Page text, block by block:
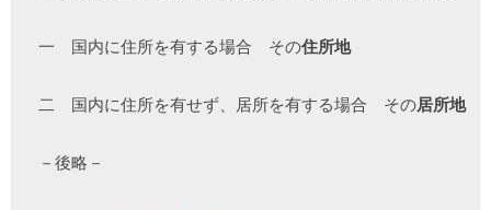
一 国内に住所を有する場合 その住所地
二 国内に住所を有せず、居所を有する場合 その居所地
－後略－